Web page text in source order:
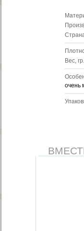
Вес,
очень